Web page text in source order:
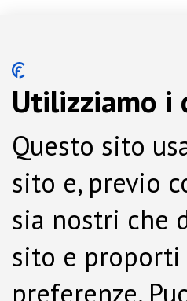
Utilizziamo i
Questo sito
sito e, previo
sia nostri che
sito e
preferenze.